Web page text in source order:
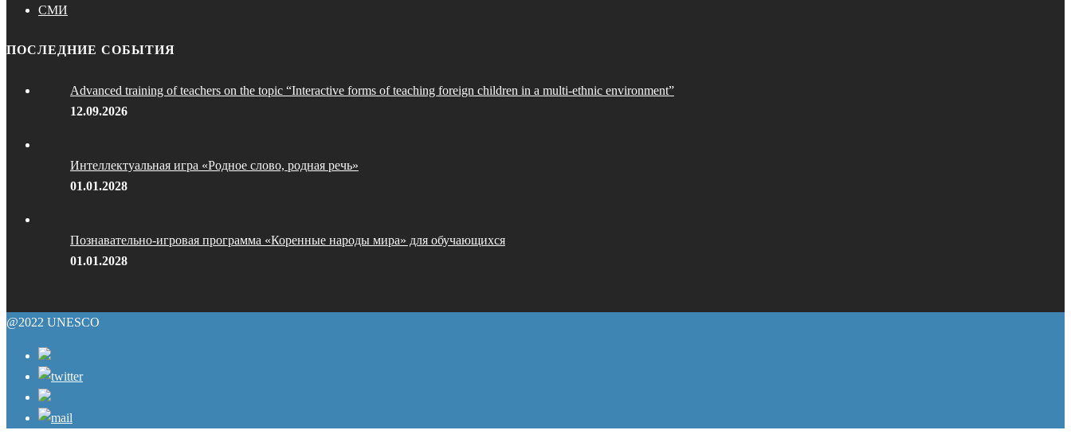
СМИ
ПОСЛЕДНИЕ СОБЫТИЯ
Advanced training of teachers on the topic “Interactive forms of teaching foreign children in a multi-ethnic environment”
12.09.2026
Интеллектуальная игра «Родное слово, родная речь»
01.01.2028
Познавательно-игровая программа «Коренные народы мира» для обучающихся
01.01.2028
@2022 UNESCO